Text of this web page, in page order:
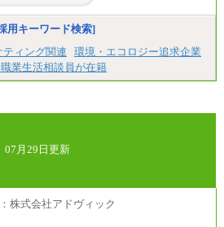
支援金(10,000円）を含む
支援金(月額4,000円）
用キーワード検索]
ィング関連
環境・エコロジー追求企業
業生活相談員が在籍
07月29日更新